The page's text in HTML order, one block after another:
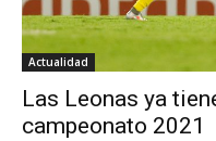
Actualidad
Las Leonas ya
campeonato 2021